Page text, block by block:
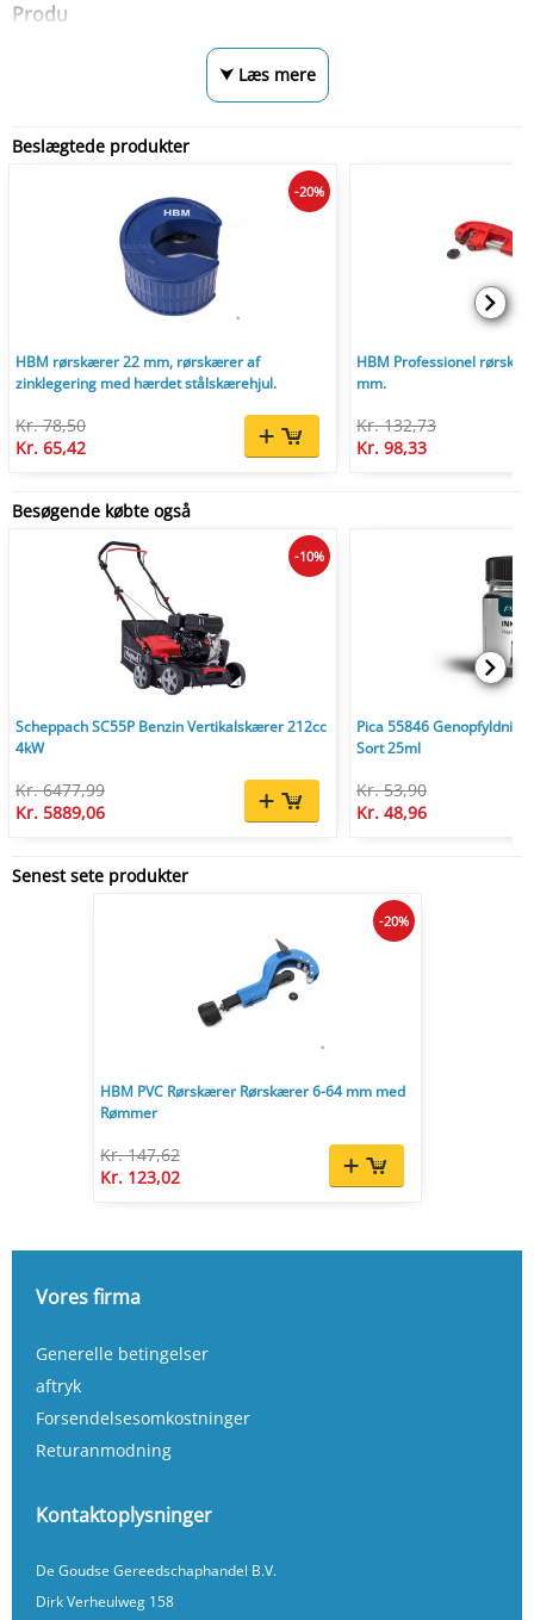
Produ
⮟ Læs mere
Beslægtede produkter
HBM rørskærer 22 mm, rørskærer af
zinklegering med hærdet stålskærehjul.
Kr. 78,50
Kr. 65,42
-20%
HBM Professionel
mm.
Kr. 132,73
Kr. 98,33
Besøgende købte også
Scheppach SC55P Benzin Vertikalskærer 212cc
4kW
Kr. 6477,99
Kr. 5889,06
-10%
Pica 55846
Sort 25ml
Kr. 53,90
Kr. 48,96
Senest sete produkter
HBM PVC Rørskærer Rørskærer 6-64 mm med
Rømmer
Kr. 147,62
Kr. 123,02
-20%
Vores firma
Generelle betingelser
aftryk
Forsendelsesomkostninger
Returanmodning
Kontaktoplysninger
De Goudse Gereedschaphandel B.V.
Dirk Verheulweg 158